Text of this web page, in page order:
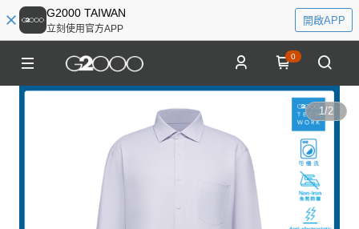
G2000 TAIWAN
立刻使用官方APP
開啟APP
0
1/2